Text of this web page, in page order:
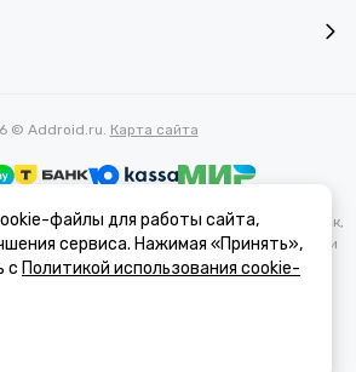
© Addroid.ru. Карта сайта
информация, касающаяся характеристик,
носит информационный характер и ни при
публичной офертой, определяемой
437(2) Гражданского кодекса РФ.
файлы для работы сайта,
сервиса. Нажимая «Принять»,
с Политикой использования cookie-